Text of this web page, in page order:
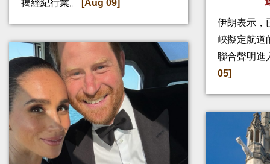
揭經紀行業。 [Aug 09]
伊朗表示，
峽擬定航道
聯合聲明進
05]